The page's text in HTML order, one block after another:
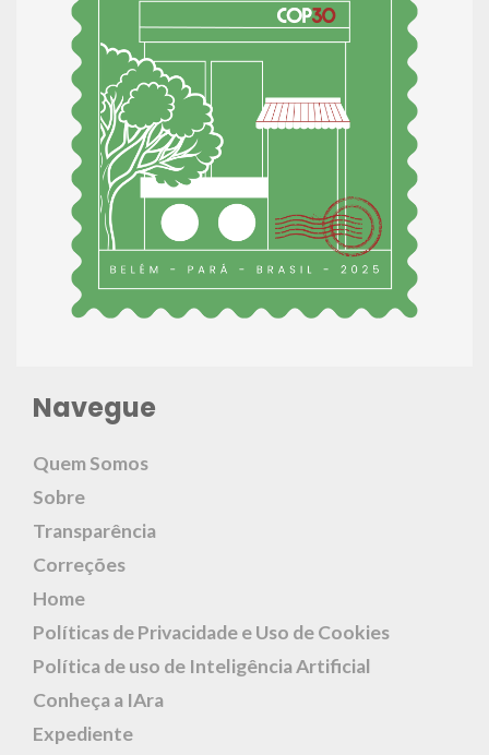
Navegue
Quem Somos
Sobre
Transparência
Correções
Home
Políticas de Privacidade e Uso de Cookies
Política de uso de Inteligência Artificial
Conheça a IAra
Expediente